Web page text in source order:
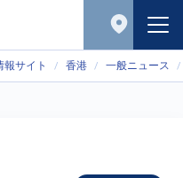
報サイト 香港 一般ニュース